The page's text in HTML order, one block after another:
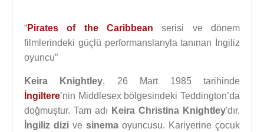
“Pirates of the Caribbean serisi ve dönem
filmlerindeki güçlü performanslarıyla tanınan İngiliz
oyuncu”
Keira Knightley, 26 Mart 1985 tarihinde
İngiltere’nin Middlesex bölgesindeki Teddington’da
doğmuştur. Tam adı Keira Christina Knightley'dır.
İngiliz dizi ve sinema oyuncusu. Kariyerine çocuk